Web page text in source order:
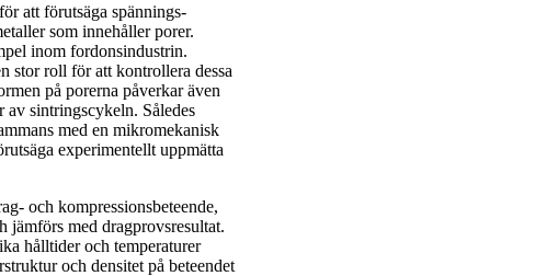
att förutsäga spännings-
som innehåller porer.
inom fordonsindustrin.
stor roll för att kontrollera dessa
på porerna påverkar även
av sintringscykeln. Således
med en mikromekanisk
experimentellt uppmätta
och kompressionsbeteende,
jämförs med dragprovsresultat.
hålltider och temperaturer
och densitet på beteendet